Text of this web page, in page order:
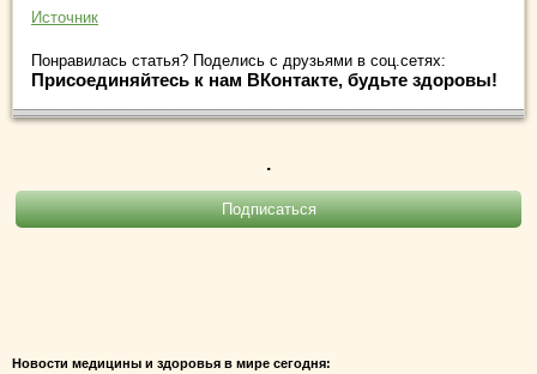
Источник
Понравилась статья? Поделись с друзьями в соц.сетях:
Присоединяйтесь к нам ВКонтакте, будьте здоровы!
.
Новости медицины и здоровья в мире сегодня: